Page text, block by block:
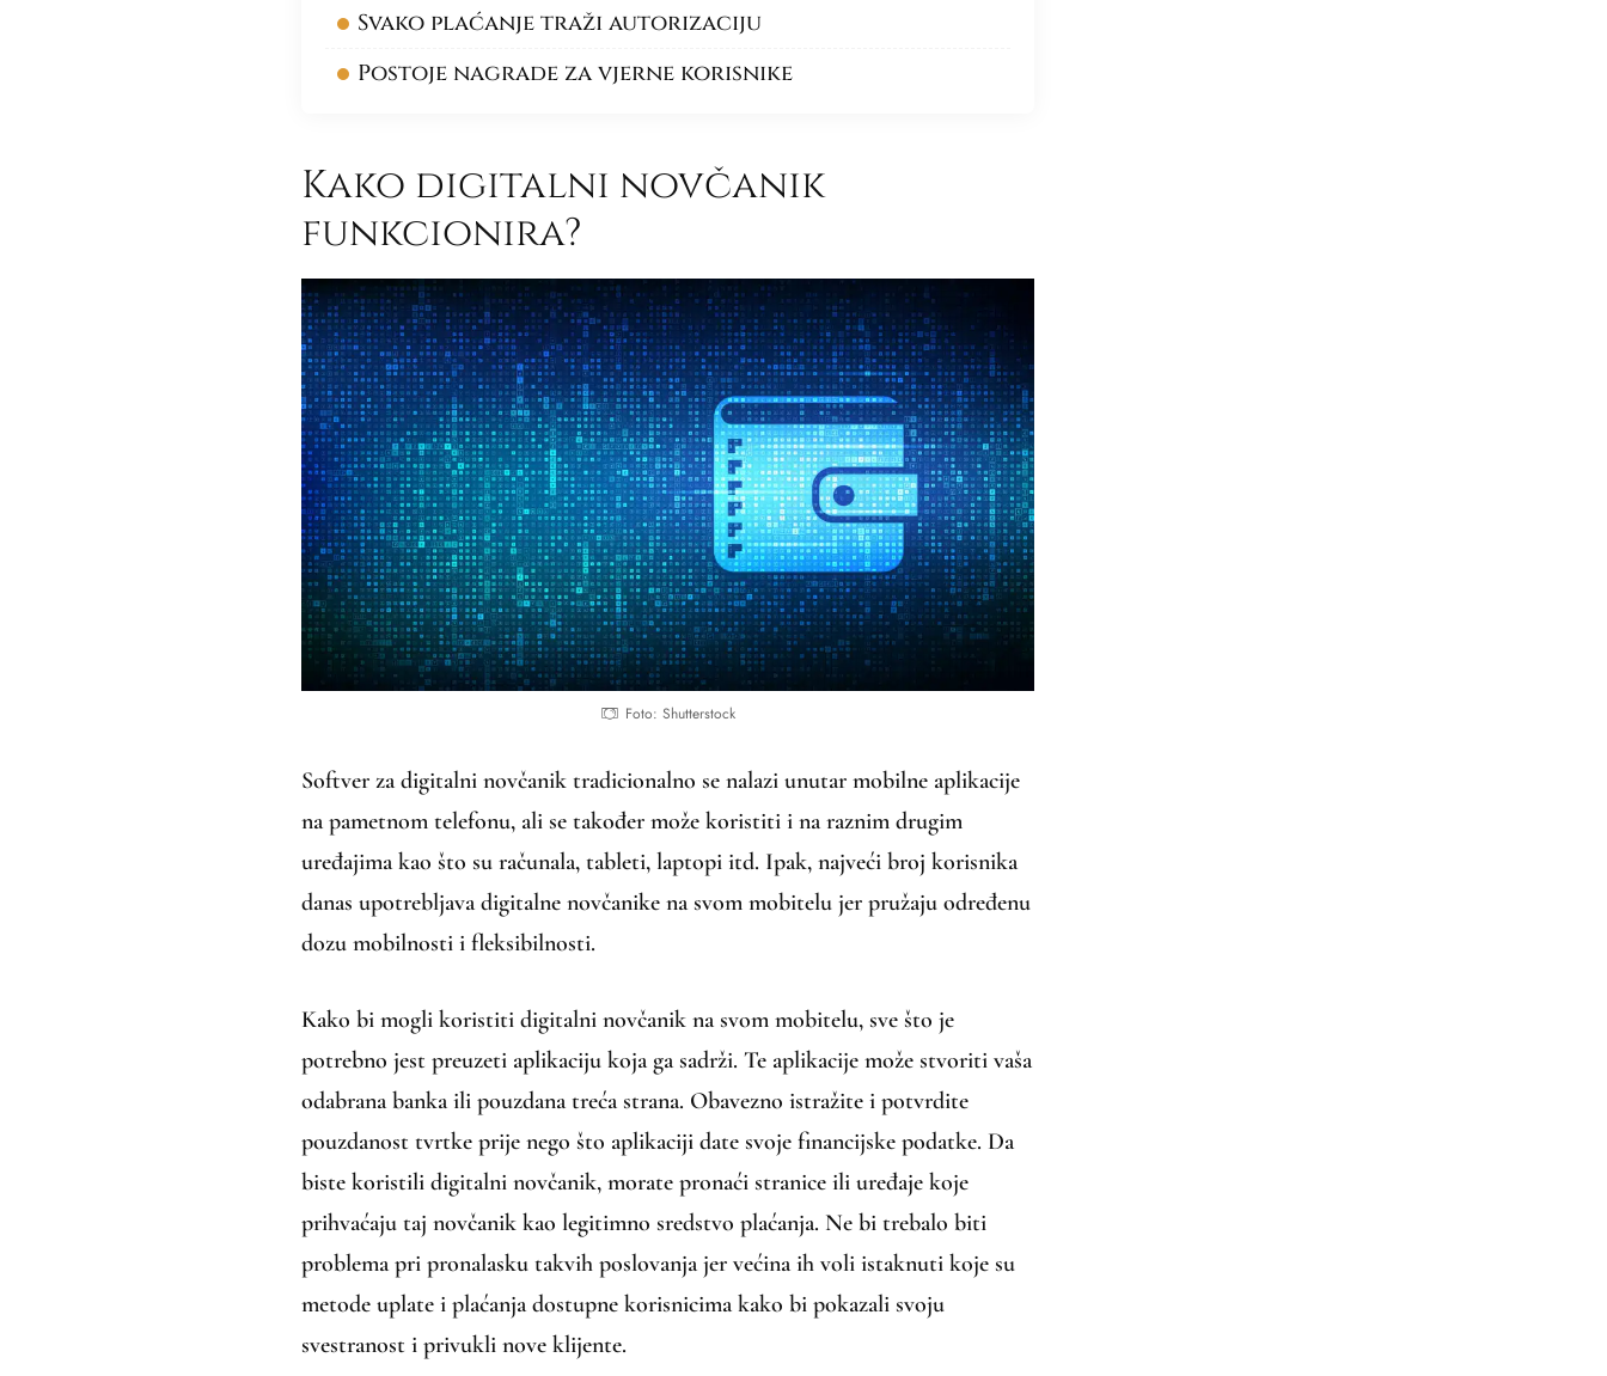
Svako plaćanje traži autorizaciju
Postoje nagrade za vjerne korisnike
Kako digitalni novčanik
funkcionira?
Foto: Shutterstock
Softver za digitalni novčanik tradicionalno se nalazi unutar mobilne aplikacije
na pametnom telefonu, ali se također može koristiti i na raznim drugim
uređajima kao što su računala, tableti, laptopi itd. Ipak, najveći broj korisnika
danas upotrebljava digitalne novčanike na svom mobitelu jer pružaju određenu
dozu mobilnosti i fleksibilnosti.
Kako bi mogli koristiti digitalni novčanik na svom mobitelu, sve što je
potrebno jest preuzeti aplikaciju koja ga sadrži. Te aplikacije može stvoriti vaša
odabrana banka ili pouzdana treća strana. Obavezno istražite i potvrdite
pouzdanost tvrtke prije nego što aplikaciji date svoje financijske podatke. Da
biste koristili digitalni novčanik, morate pronaći stranice ili uređaje koje
prihvaćaju taj novčanik kao legitimno sredstvo plaćanja. Ne bi trebalo biti
problema pri pronalasku takvih poslovanja jer većina ih voli istaknuti koje su
metode uplate i plaćanja dostupne korisnicima kako bi pokazali svoju
svestranost i privukli nove klijente.